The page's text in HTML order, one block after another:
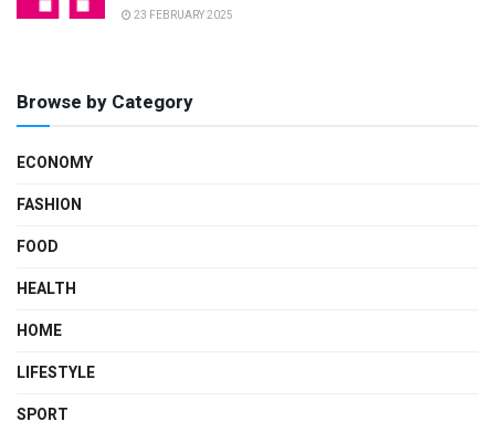
23 FEBRUARY 2025
Browse by Category
ECONOMY
FASHION
FOOD
HEALTH
HOME
LIFESTYLE
SPORT